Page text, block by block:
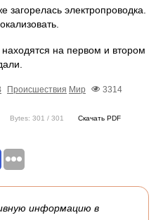
загорелась электропроводка.
на первом и втором
Происшествия Мир
3314
Bytes: 301 / 301 Скачать PDF
информацию в